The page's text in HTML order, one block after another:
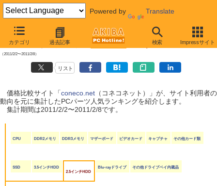
Powered by Translate
カテゴリ 過去記事 検索 Impressサイト
【 2011年2月11日号 】
coneco.net人気ランキング（PCパーツ編）
（2011/2/2〜2011/2/8）
リスト
価格比較サイト「coneco.net（コネコネット）」が、サイト利用者の
動向を元に集計したPCパーツ人気ランキングを紹介します。
集計期間は2011/2/2〜2011/2/8です。
CPU DDR2メモリ DDR3メモリ マザーボード ビデオカード キャプチャ その他カード類
SSD
3.5インチHDD
2.5インチHDD
Blu-rayドライブ その他ドライブベイ内蔵品